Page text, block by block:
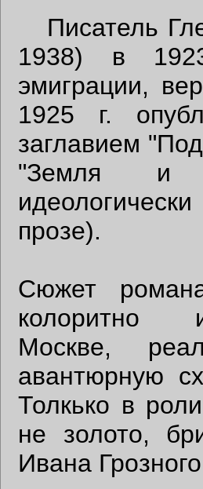
Писатель
1938) в
эмиграции,
1925 г.
заглавием
"Земля и
прозе).
Сюжет
колоритно
Москве,
авантюрную
Толкько в
не золото,
Ивана